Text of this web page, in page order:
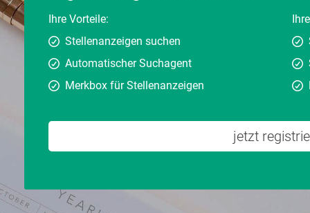
Ihre Vorteile:
Stellenanzeigen suchen
Automatischer Suchagent
Merkbox für Stellenanzeigen
jetzt